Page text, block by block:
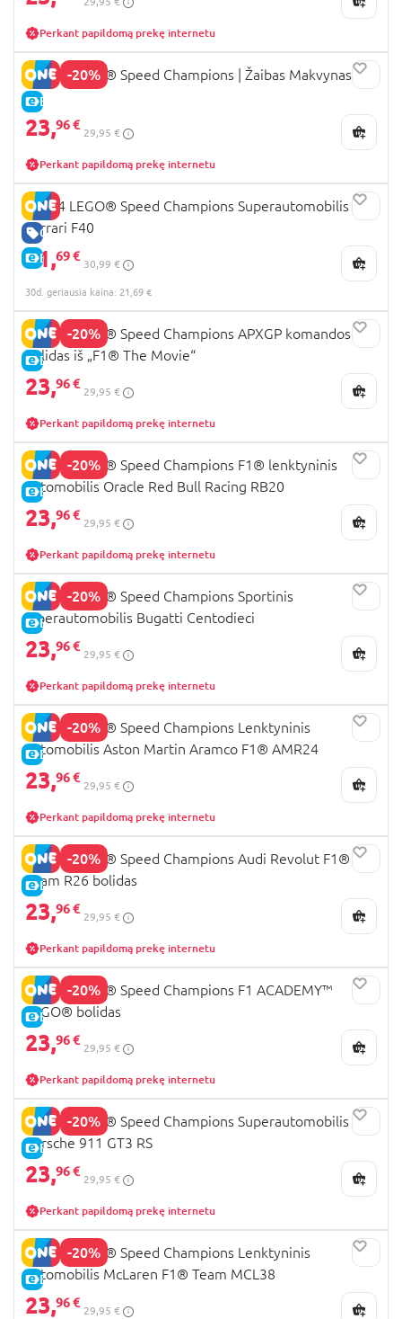
Perkant papildomą prekę internetu
-20%
E-KAINA
77255 LEGO® Speed Champions | Žaibas Makvynas
23,96 €
29,95 €
Perkant papildomą prekę internetu
GERA KAINA
E-KAINA
76934 LEGO® Speed Champions Superautomobilis
Ferrari F40
21,69 €
30,99 €
30d. geriausia kaina: 21,69 €
-20%
E-KAINA
77252 LEGO® Speed Champions APXGP komandos
bolidas iš „F1® The Movie“
23,96 €
29,95 €
Perkant papildomą prekę internetu
-20%
E-KAINA
77243 LEGO® Speed Champions F1® lenktyninis
automobilis Oracle Red Bull Racing RB20
23,96 €
29,95 €
Perkant papildomą prekę internetu
-20%
E-KAINA
77240 LEGO® Speed Champions Sportinis
hiperautomobilis Bugatti Centodieci
23,96 €
29,95 €
Perkant papildomą prekę internetu
-20%
E-KAINA
77245 LEGO® Speed Champions Lenktyninis
automobilis Aston Martin Aramco F1® AMR24
23,96 €
29,95 €
Perkant papildomą prekę internetu
-20%
E-KAINA
77259 LEGO® Speed Champions Audi Revolut F1®
Team R26 bolidas
23,96 €
29,95 €
Perkant papildomą prekę internetu
-20%
E-KAINA
77258 LEGO® Speed Champions F1 ACADEMY™
LEGO® bolidas
23,96 €
29,95 €
Perkant papildomą prekę internetu
-20%
E-KAINA
77239 LEGO® Speed Champions Superautomobilis
Porsche 911 GT3 RS
23,96 €
29,95 €
Perkant papildomą prekę internetu
-20%
E-KAINA
77251 LEGO® Speed Champions Lenktyninis
automobilis McLaren F1® Team MCL38
23,96 €
29,95 €